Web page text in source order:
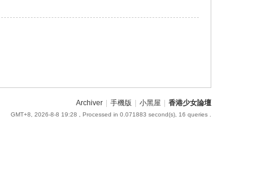
Archiver 手機版 小黑屋 香港少女論壇
GMT+8, 2026-8-8 19:28 , Processed in 0.071883 second(s), 16 queries .